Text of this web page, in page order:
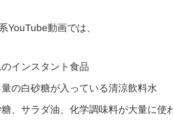
YouTube動画では、
インスタント食品
の白砂糖が入っている清涼飲料水
、サラダ油、化学調味料が大量に使